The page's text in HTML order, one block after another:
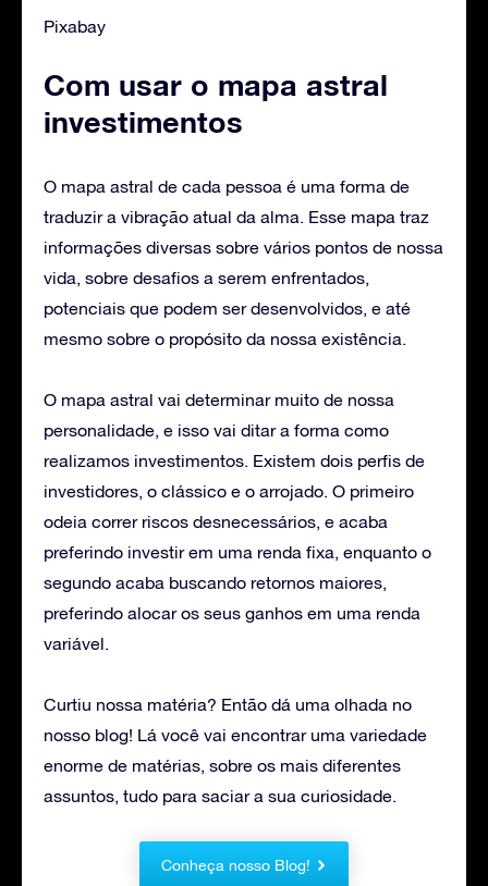
Pixabay
Com usar o mapa astral
investimentos
O mapa astral de cada pessoa é uma forma de
traduzir a vibração atual da alma. Esse mapa traz
informações diversas sobre vários pontos de nossa
vida, sobre desafios a serem enfrentados,
potenciais que podem ser desenvolvidos, e até
mesmo sobre o propósito da nossa existência.
O mapa astral vai determinar muito de nossa
personalidade, e isso vai ditar a forma como
realizamos investimentos. Existem dois perfis de
investidores, o clássico e o arrojado. O primeiro
odeia correr riscos desnecessários, e acaba
preferindo investir em uma renda fixa, enquanto o
segundo acaba buscando retornos maiores,
preferindo alocar os seus ganhos em uma renda
variável.
Curtiu nossa matéria? Então dá uma olhada no
nosso blog! Lá você vai encontrar uma variedade
enorme de matérias, sobre os mais diferentes
assuntos, tudo para saciar a sua curiosidade.
Conheça nosso Blog!